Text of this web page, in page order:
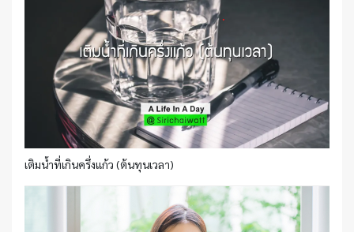
เติมน้ำที่เกินครึ่งแก้ว (ต้นทุนเวลา)